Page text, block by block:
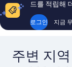
요,
이
용
드를 적립해
로그인 지금
주변 지